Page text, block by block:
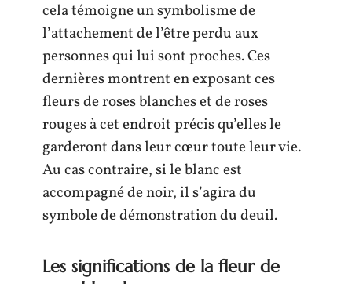
cela témoigne un symbolisme de
l’attachement de l’être perdu aux
personnes qui lui sont proches. Ces
dernières montrent en exposant ces
fleurs de roses blanches et de roses
rouges à cet endroit précis qu’elles le
garderont dans leur cœur toute leur vie.
Au cas contraire, si le blanc est
accompagné de noir, il s’agira du
symbole de démonstration du deuil.
Les significations de la fleur de